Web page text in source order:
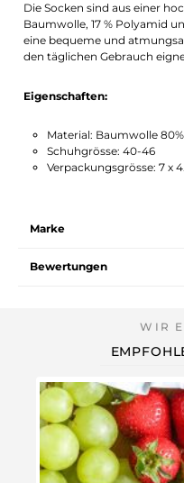
Die Socken sind aus einer
Baumwolle, 17 % Polyamid
eine bequeme und
den täglichen Gebrauch
Eigenschaften:
Material: Baumwolle
Schuhgrösse: 40-46
Verpackungsgrösse: 7 x
Marke
Bewertungen